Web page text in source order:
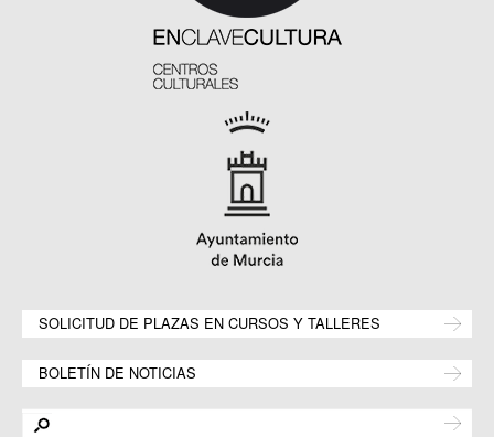
SOLICITUD DE PLAZAS EN CURSOS Y TALLERES
BOLETÍN DE NOTICIAS